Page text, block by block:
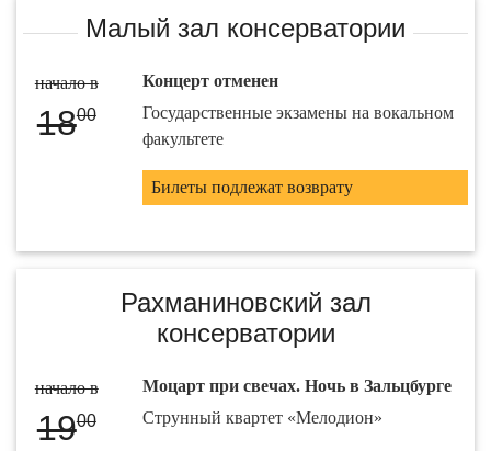
Малый зал консерватории
начало в
1800
Концерт отменен
Государственные экзамены на вокальном
факультете
Билеты подлежат возврату
Рахманиновский зал
консерватории
начало в
1900
Моцарт при свечах. Ночь в Зальцбурге
Струнный квартет «Мелодион»